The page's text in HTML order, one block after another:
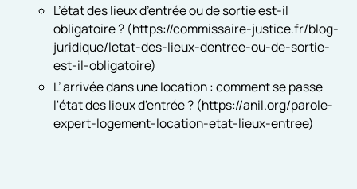
L’état des lieux d’entrée ou de sortie est-il
obligatoire ? (https://commissaire-justice.fr/blog-
juridique/letat-des-lieux-dentree-ou-de-sortie-
est-il-obligatoire)
L’ arrivée dans une location : comment se passe
l'état des lieux d'entrée ? (https://anil.org/parole-
expert-logement-location-etat-lieux-entree)